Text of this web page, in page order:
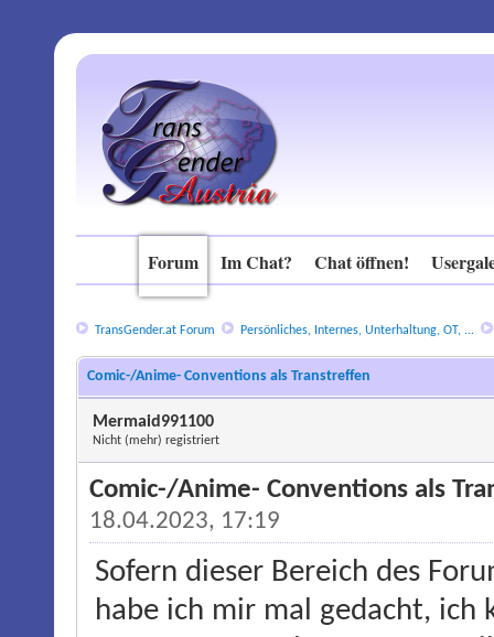
Forum Im Chat? Chat öffnen!
TransGender.at Forum Persönliches, Internes, Unterhaltung, OT, ...
Comic-/Anime- Conventions als Transtreffen
Mermaid991100
Nicht (mehr) registriert
Comic-/Anime- Conventions als
18.04.2023, 17:19
Sofern dieser Bereich des
habe ich mir mal gedacht, ich